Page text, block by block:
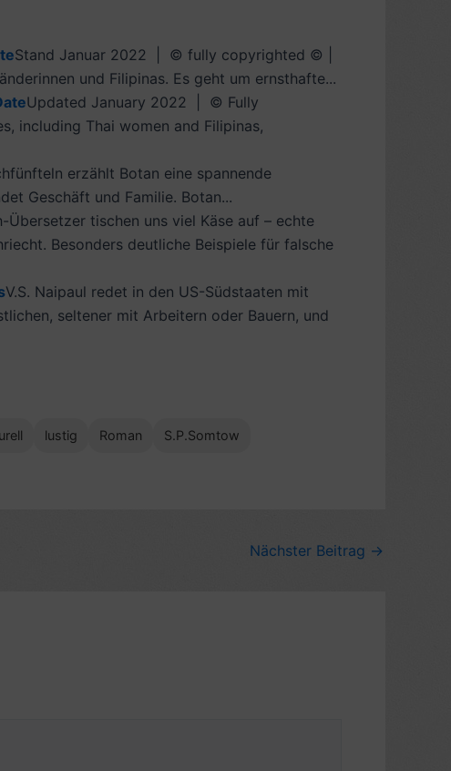
Stand Januar 2022 | © fully copyrighted © |
und Filipinas. Es geht um ernsthafte...
Updated January 2022 | © Fully
including Thai women and Filipinas,
erzählt Botan eine spannende
Geschäft und Familie. Botan...
Übersetzer tischen uns viel Käse auf – echte
Besonders deutliche Beispiele für falsche
V.S. Naipaul redet in den US-Südstaaten mit
seltener mit Arbeitern oder Bauern, und
lustig Roman S.P.Somtow
Nächster Beitrag →